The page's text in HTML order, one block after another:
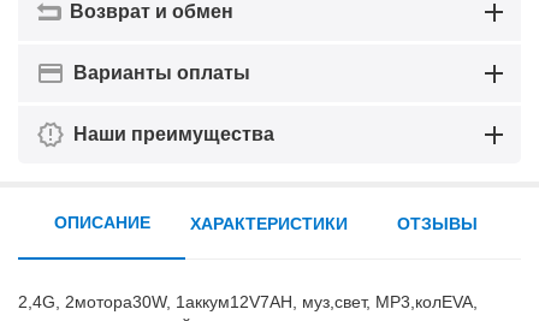
Возврат и обмен
Варианты оплаты
Наши преимущества
ОПИСАНИЕ
2,4G, 2мотора30W, 1аккум12V7AH, муз,свет, MP3,колEVA,
ХАРАКТЕРИСТИКИ ОТЗЫВЫ